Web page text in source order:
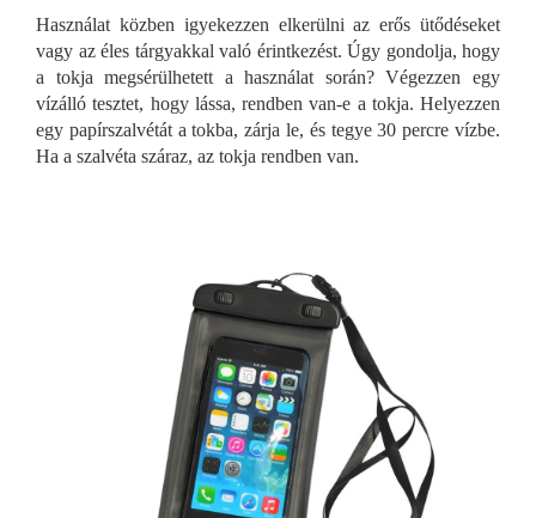
Használat közben igyekezzen elkerülni az erős ütődéseket
vagy az éles tárgyakkal való érintkezést. Úgy gondolja, hogy
a tokja megsérülhetett a használat során? Végezzen egy
vízálló tesztet, hogy lássa, rendben van-e a tokja. Helyezzen
egy papírszalvétát a tokba, zárja le, és tegye 30 percre vízbe.
Ha a szalvéta száraz, az tokja rendben van.